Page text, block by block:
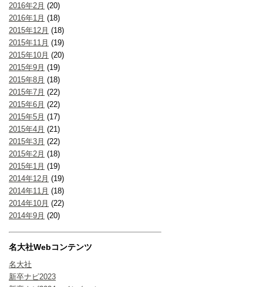
2016年2月 (20)
2016年1月 (18)
2015年12月 (18)
2015年11月 (19)
2015年10月 (20)
2015年9月 (19)
2015年8月 (18)
2015年7月 (22)
2015年6月 (22)
2015年5月 (17)
2015年4月 (21)
2015年3月 (22)
2015年2月 (18)
2015年1月 (19)
2014年12月 (19)
2014年11月 (18)
2014年10月 (22)
2014年9月 (20)
名大社Webコンテンツ
名大社
新卒ナビ2023